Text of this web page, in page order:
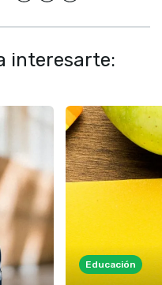
interesarte:
Educación